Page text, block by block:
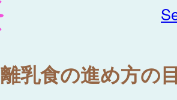
離乳食の進め方の